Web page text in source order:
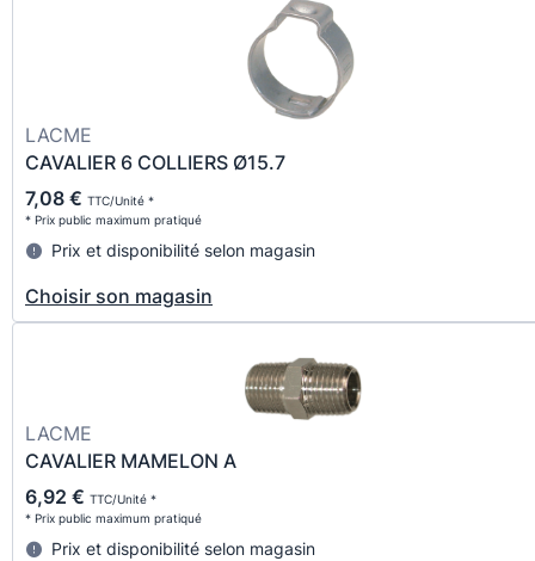
LACME
CAVALIER 6 COLLIERS Ø15.7
7,08 € TTC/Unité *
* Prix public maximum pratiqué
Prix et disponibilité selon magasin
Choisir son magasin
LACME
CAVALIER MAMELON A
6,92 € TTC/Unité *
* Prix public maximum pratiqué
Prix et disponibilité selon magasin